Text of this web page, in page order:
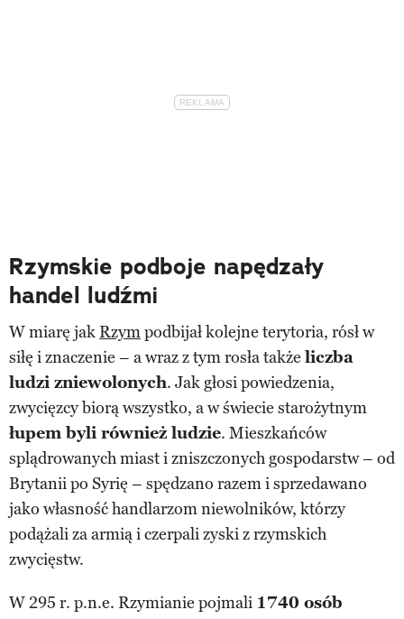
Rzymskie podboje napędzały
handel ludźmi
W miarę jak Rzympodbijał kolejne terytoria, rósł w
siłę i znaczenie – a wraz z tym rosła także liczba
ludzi zniewolonych. Jak głosi powiedzenia,
zwycięzcy biorą wszystko, a w świecie starożytnym
łupem byli również ludzie. Mieszkańców
splądrowanych miast i zniszczonych gospodarstw – od
Brytanii po Syrię – spędzano razem i sprzedawano
jako własność handlarzom niewolników, którzy
podążali za armią i czerpali zyski z rzymskich
zwycięstw.
W 295 r. p.n.e. Rzymianie pojmali 1740 osób